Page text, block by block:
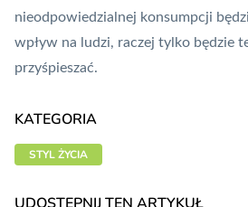
nieodpowiedzialnej konsumpcji
wpływ na ludzi, raczej tylko będzie
przyśpieszać.
KATEGORIA
STYL ŻYCIA